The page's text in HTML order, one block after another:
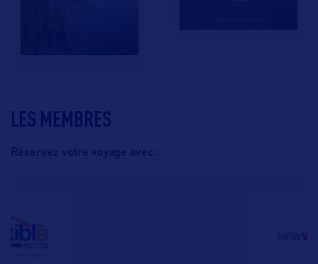
LES MEMBRES
Réservez votre voyage avec :